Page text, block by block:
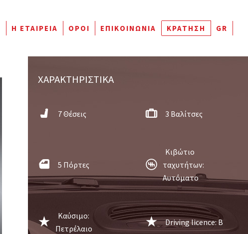
Η ΕΤΑΙΡΕΊΑ ΌΡΟΙ ΕΠΙΚΟΙΝΩΝΊΑ ΚΡΆΤΗΣΗ GR
ΧΑΡΑΚΤΗΡΙΣΤΙΚΑ
7 Θέσεις 3 Βαλίτσες
5 Πόρτες
Κιβώτιο
ταχυτήτων:
Aυτόματο
Καύσιμο:
Πετρέλαιο
Driving licence: Β